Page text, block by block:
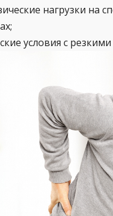
нагрузки на
условия с